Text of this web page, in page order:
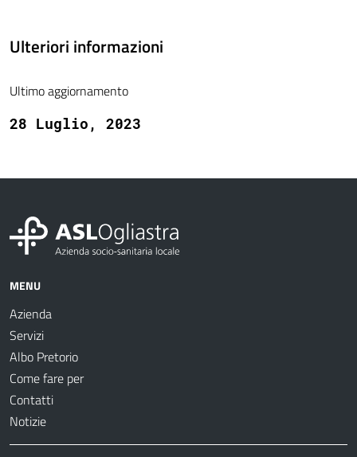
Ulteriori informazioni
Ultimo aggiornamento
28 Luglio, 2023
MENU
Azienda
Servizi
Albo Pretorio
Come fare per
Contatti
Notizie